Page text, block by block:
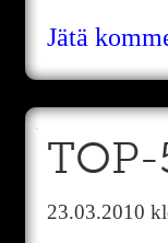
Jätä
23.03.2010